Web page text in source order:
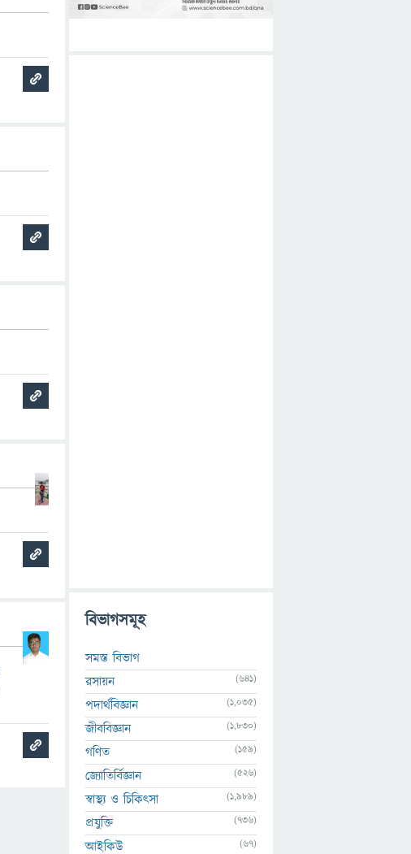
বিভাগসমূহ
সমস্ত বিভাগ
রসায়ন
(641)
পদার্থবিজ্ঞান (1,035)
জীববিজ্ঞান (1,830)
গণিত (159)
জ্যোতির্বিজ্ঞান (526)
স্বাস্থ্য ও চিকিৎসা (1,989)
প্রযুক্তি (736)
আইকিউ (67)